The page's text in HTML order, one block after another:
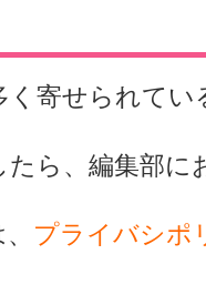
寄せられてい
ら、編集部
プライバシポ